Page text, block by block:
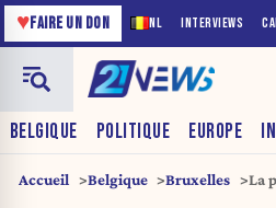
NL INTERVIEWS
♥FAIRE UN DON
BELGIQUE POLITIQUE EUROPE
Accueil Belgique Bruxelles
La